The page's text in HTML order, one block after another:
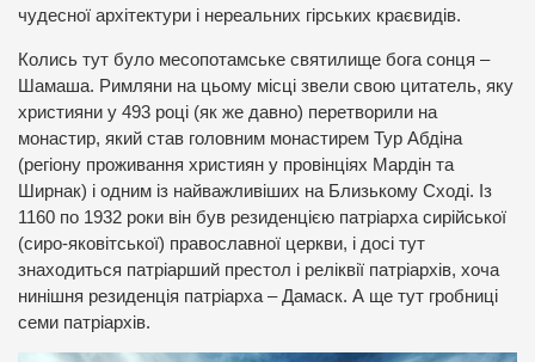
чудесної архітектури і нереальних гірських краєвидів.
Колись тут було месопотамське святилище бога сонця –
Шамаша. Римляни на цьому місці звели свою цитатель, яку
християни у 493 році (як же давно) перетворили на
монастир, який став головним монастирем Тур Абдіна
(регіону проживання християн у провінціях Мардін та
Ширнак) і одним із найважливіших на Близькому Сході. Із
1160 по 1932 роки він був резиденцією патріарха сирійської
(сиро-яковітської) православної церкви, і досі тут
знаходиться патріарший престол і реліквії патріархів, хоча
нинішня резиденція патріарха – Дамаск. А ще тут гробниці
семи патріархів.